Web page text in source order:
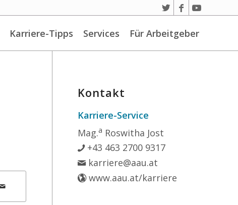
Karriere-Tipps Services Für Arbeitgeber
Kontakt
Karriere-Service
Mag.a Roswitha Jost
+43 463 2700 9317
karriere@aau.at
www.aau.at/karriere